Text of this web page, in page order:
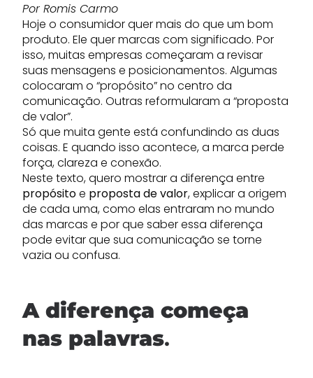
Por Romis Carmo
Hoje o consumidor quer mais do que um bom
produto. Ele quer marcas com significado. Por
isso, muitas empresas começaram a revisar
suas mensagens e posicionamentos. Algumas
colocaram o “propósito” no centro da
comunicação. Outras reformularam a “proposta
de valor”.
Só que muita gente está confundindo as duas
coisas. E quando isso acontece, a marca perde
força, clareza e conexão.
Neste texto, quero mostrar a diferença entre
propósitoe proposta de valor, explicar a origem
de cada uma, como elas entraram no mundo
das marcas e por que saber essa diferença
pode evitar que sua comunicação se torne
vazia ou confusa.
A diferença começa
nas palavras.